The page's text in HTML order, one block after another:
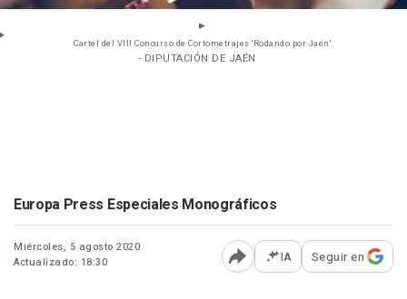
Cartel del VIII Concurso de Cortometrajes 'Rodando por Jaén'.
- DIPUTACIÓN DE JAÉN
Europa Press Especiales Monográficos
Miércoles, 5 agosto 2020
Actualizado: 18:30
Abrir opciones para
IA Seguir en